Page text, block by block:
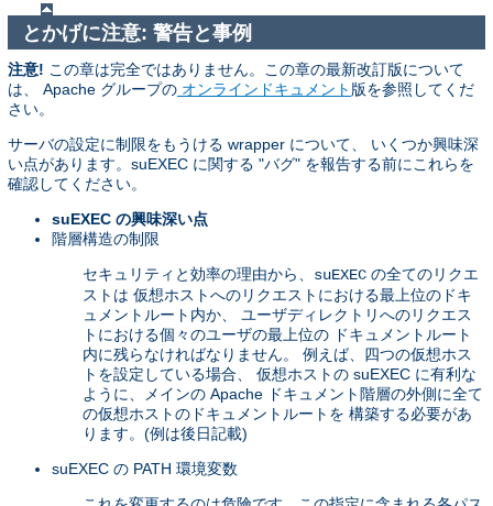
とかげに注意: 警告と事例
注意! この章は完全ではありません。この章の最新改訂版について
は、 Apache グループの オンラインドキュメント 版を参照してくだ
さい。
サーバの設定に制限をもうける wrapper について、 いくつか興味深
い点があります。suEXEC に関する "バグ" を報告する前にこれらを
確認してください。
suEXEC の興味深い点
階層構造の制限
セキュリティと効率の理由から、 suEXEC の全てのリクエ
ストは 仮想ホストへのリクエストにおける最上位のドキ
ュメントルート内か、 ユーザディレクトリへのリクエス
トにおける個々のユーザの最上位の ドキュメントルート
内に残らなければなりません。 例えば、四つの仮想ホス
トを設定している場合、 仮想ホストの suEXEC に有利な
ように、メインの Apache ドキュメント階層の外側に全て
の仮想ホストのドキュメントルートを 構築する必要があ
ります。(例は後日記載)
suEXEC の PATH 環境変数